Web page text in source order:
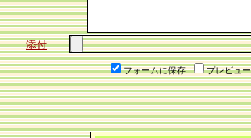
添付
フォームに保存 プレビュー